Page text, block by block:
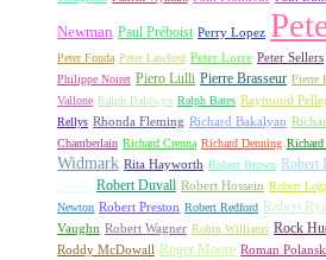
Newman Paul Préboist Perry Lopez
Peter Fonda Peter Lawford Peter Lorre Peter Sellers
Philippe Noiret Piero Lulli Pierre Brasseur Pierre
Vallone Ralph Baldwyn Ralph Bates Raymond
Rellys Rhonda Fleming Richard Bakalyan
Chamberlain Richard Crenna Richard Denning Richard
Widmark Rita Hayworth Robert Brown Robert
Donner
Robert Duvall Robert Hossein Robert
Newton Robert Preston Robert Redford Robert
Vaughn Robert Wagner Robin Williams Rock
Roddy McDowall Roger Moore Roman